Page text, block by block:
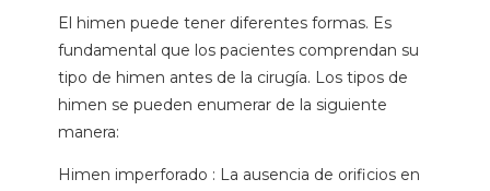
die Transferwagen waren sehr sauber. Ich
bin mit den Ergebnissen sehr zu frieden. Ich
kann die Milano Klinik einfach jeden
weiterempfehlen
El himen puede tener diferentes formas. Es
fundamental que los pacientes comprendan su
tipo de himen antes de la cirugía. Los tipos de
himen se pueden enumerar de la siguiente
manera:
Himen imperforado : La ausencia de orificios en